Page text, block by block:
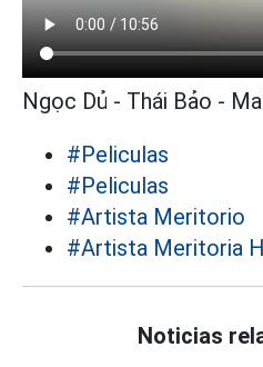
Ngọc Dủ - Thái Bảo -
#Peliculas
#Peliculas
#Artista Meritorio
#Artista Meritoria
Noticias